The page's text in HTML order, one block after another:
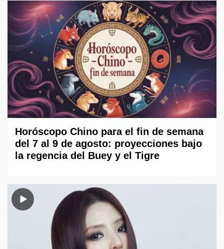
Horóscopo Chino para el fin de semana
del 7 al 9 de agosto: proyecciones bajo
la regencia del Buey y el Tigre